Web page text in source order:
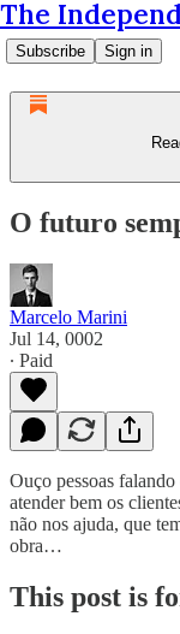
The
Subscribe Sign in
O futuro
Marcelo Marini
Jul 14, 0002
∙ Paid
Ouço pessoas
atender bem os
não nos ajuda, que
obra…
This post is